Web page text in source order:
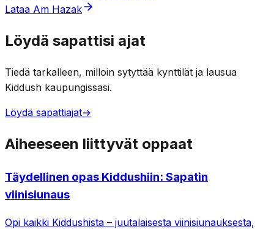
Lataa Am Hazak
Löydä sapattisi ajat
Tiedä tarkalleen, milloin sytyttää kynttilät ja lausua
Kiddush kaupungissasi.
Löydä sapattiajat→
Aiheeseen liittyvät oppaat
Täydellinen opas Kiddushiin: Sapatin
viinisiunaus
Opi kaikki Kiddushista – juutalaisesta viinisiunauksesta,